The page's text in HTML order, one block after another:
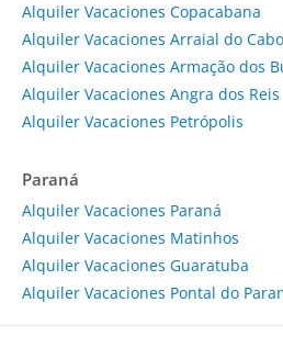
Alquiler Vacaciones Copacabana
Alquiler Vacaciones Arraial do Cabo
Alquiler Vacaciones Armação dos
Alquiler Vacaciones Angra dos Reis
Alquiler Vacaciones Petrópolis
Paraná
Alquiler Vacaciones Paraná
Alquiler Vacaciones Matinhos
Alquiler Vacaciones Guaratuba
Alquiler Vacaciones Pontal do